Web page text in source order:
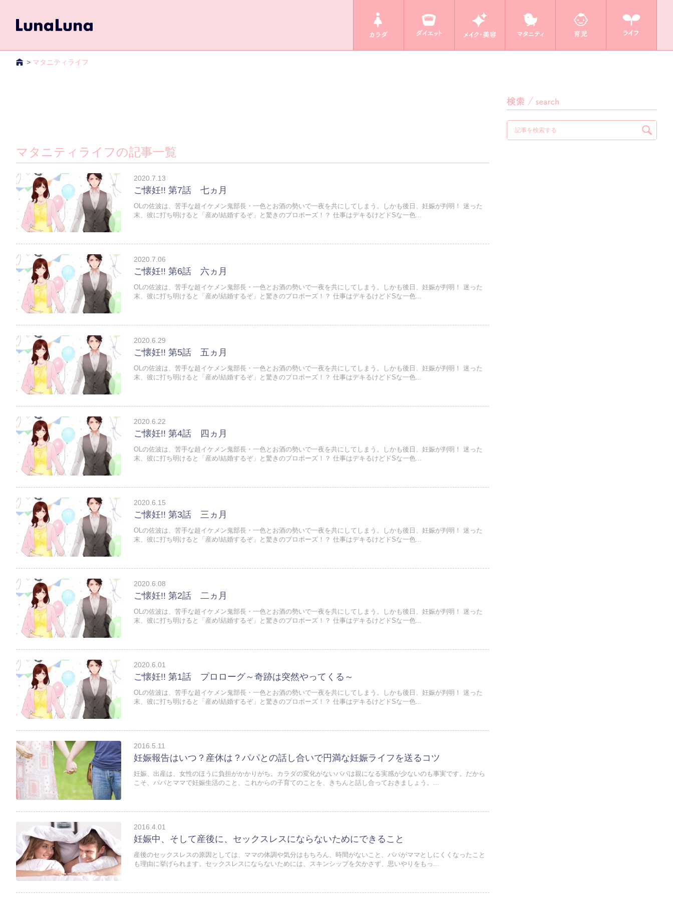
TOP
マタニティライフ
マタニティライフの記事一覧
2020.7.13
ご懐妊!! 第7話 七ヵ月
OLの佐波は、苦手な超イケメン鬼部長・一色とお酒の勢いで一夜を共にしてしまう。しかも後日、妊娠が判明！ 迷った
末、彼に打ち明けると「産め!結婚するぞ」と驚きのプロポーズ！？ 仕事はデキるけどドSな一色...
2020.7.06
ご懐妊!! 第6話 六ヵ月
OLの佐波は、苦手な超イケメン鬼部長・一色とお酒の勢いで一夜を共にしてしまう。しかも後日、妊娠が判明！ 迷った
末、彼に打ち明けると「産め!結婚するぞ」と驚きのプロポーズ！？ 仕事はデキるけどドSな一色...
2020.6.29
ご懐妊!! 第5話 五ヵ月
OLの佐波は、苦手な超イケメン鬼部長・一色とお酒の勢いで一夜を共にしてしまう。しかも後日、妊娠が判明！ 迷った
末、彼に打ち明けると「産め!結婚するぞ」と驚きのプロポーズ！？ 仕事はデキるけどドSな一色...
2020.6.22
ご懐妊!! 第4話 四ヵ月
OLの佐波は、苦手な超イケメン鬼部長・一色とお酒の勢いで一夜を共にしてしまう。しかも後日、妊娠が判明！ 迷った
末、彼に打ち明けると「産め!結婚するぞ」と驚きのプロポーズ！？ 仕事はデキるけどドSな一色...
2020.6.15
ご懐妊!! 第3話 三ヵ月
OLの佐波は、苦手な超イケメン鬼部長・一色とお酒の勢いで一夜を共にしてしまう。しかも後日、妊娠が判明！ 迷った
末、彼に打ち明けると「産め!結婚するぞ」と驚きのプロポーズ！？ 仕事はデキるけどドSな一色...
2020.6.08
ご懐妊!! 第2話 二ヵ月
OLの佐波は、苦手な超イケメン鬼部長・一色とお酒の勢いで一夜を共にしてしまう。しかも後日、妊娠が判明！ 迷った
末、彼に打ち明けると「産め!結婚するぞ」と驚きのプロポーズ！？ 仕事はデキるけどドSな一色...
2020.6.01
ご懐妊!! 第1話 プロローグ～奇跡は突然やってくる～
OLの佐波は、苦手な超イケメン鬼部長・一色とお酒の勢いで一夜を共にしてしまう。しかも後日、妊娠が判明！ 迷った
末、彼に打ち明けると「産め!結婚するぞ」と驚きのプロポーズ！？ 仕事はデキるけどドSな一色...
2016.5.11
妊娠報告はいつ？産休は？パパとの話し合いで円満な妊娠ライフを送るコツ
妊娠、出産は、女性のほうに負担がかかりがち。カラダの変化がないパパは親になる実感が少ないのも事実です。だから
こそ、パパとママで妊娠生活のこと、これからの子育てのことを、きちんと話し合っておきましょう。...
2016.4.01
妊娠中、そして産後に、セックスレスにならないためにできること
産後のセックスレスの原因としては、ママの体調や気分はもちろん、時間がないこと、パパがママとしにくくなったこと
も理由に挙げられます。セックスレスにならないためには、スキンシップを欠かさず、思いやりをもっ...